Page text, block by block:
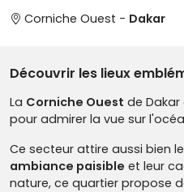
Corniche Ouest - Dakar
Découvrir les lieux
La Corniche Ouest de
pour admirer la vue sur
Ce secteur attire aussi bien
ambiance paisible et leur
nature, ce quartier propose